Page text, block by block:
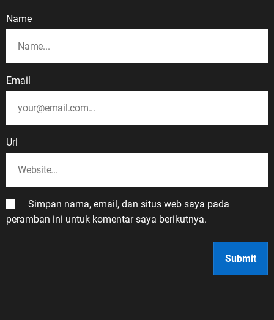
Name
Email
Url
Simpan nama, email, dan situs web saya pada
peramban ini untuk komentar saya berikutnya.